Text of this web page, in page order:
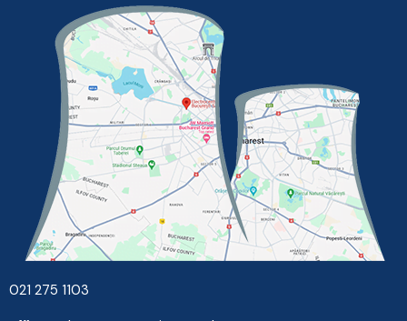
021 275 1103